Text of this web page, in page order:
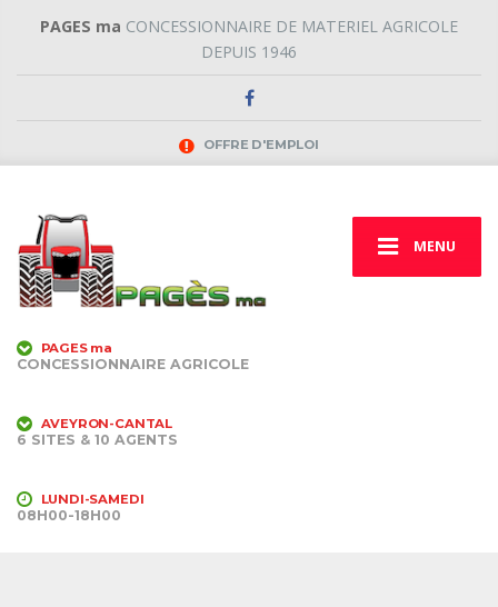
PAGES ma CONCESSIONNAIRE DE MATERIEL AGRICOLE
DEPUIS 1946
OFFRE D'EMPLOI
MENU
PAGES ma
CONCESSIONNAIRE AGRICOLE
AVEYRON-CANTAL
6 SITES & 10 AGENTS
LUNDI-SAMEDI
08H00-18H00